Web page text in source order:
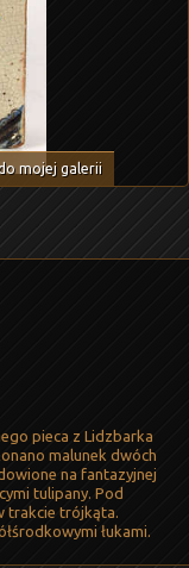
mojej galerii
pieca z Lidzbarka
malunek dwóch
na fantazyjnej
tulipany. Pod
trakcie trójkąta.
łukami.